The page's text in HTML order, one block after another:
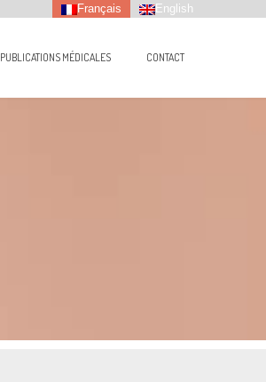
Français English
PUBLICATIONS MÉDICALES CONTACT